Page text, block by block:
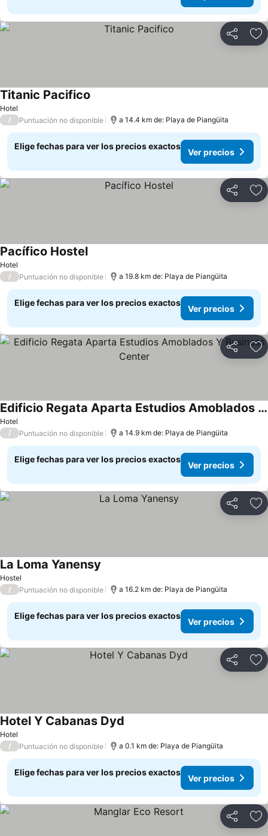
Compartir
Hotel
Titanic Pacifico
/ Puntuación no disponible a 14.4 km de: Playa de Piangüita
Elige fechas para ver los precios exactos
Ver precios
Compartir
Hotel
Pacífico HostelVer precios
/ Puntuación no disponible a 19.8 km de: Playa de Piangüita
Elige fechas para ver los precios exactos
Ver precios
Compartir
Hotel
Edificio Regata Aparta Estudios Amoblados Y Business Center
Ver precios
/ Puntuación no disponible a 14.9 km de: Playa de Piangüita
Elige fechas para ver los precios exactos
Ver precios
Compartir
Hostel
La Loma Yanensy
/ Puntuación no disponible a 16.2 km de: Playa de Piangüita
Elige fechas para ver los precios exactos
Ver precios
Compartir
Hotel
Hotel Y Cabanas Dyd
/ Puntuación no disponible a 0.1 km de: Playa de Piangüita
Elige fechas para ver los precios exactos
Ver precios
Compartir